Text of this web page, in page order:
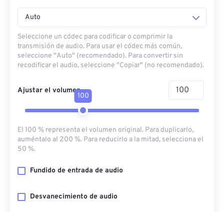
Auto
Seleccione un códec para codificar o comprimir la
transmisión de audio. Para usar el códec más común,
seleccione "Auto" (recomendado). Para convertir sin
recodificar el audio, seleccione "Copiar" (no recomendado).
Ajustar el volumen
100
El 100 % representa el volumen original. Para duplicarlo,
auméntalo al 200 %. Para reducirlo a la mitad, selecciona el
50 %.
Fundido de entrada de audio
Desvanecimiento de audio